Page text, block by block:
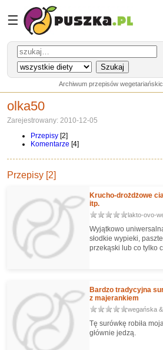
☰
Archiwum przepisów
olka50
Zarejestrowany: 2010-12-05
Przepisy [2]
Komentarze [4]
Przepisy [2]
Krucho-drożdżowe
itp.
lakto-ovo-
Wyjątkowo
słodkie wypieki,
przekąski lub co tylko
Bardzo tradycyjna
z majerankiem
wegańska
Tę surówkę robiła
głównie jedzą.